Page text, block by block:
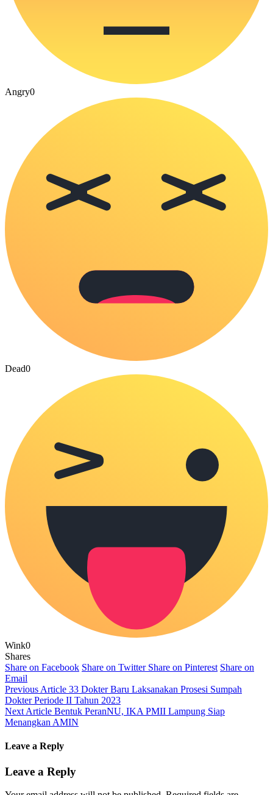
Angry0
Dead0
Wink0
Shares
Share on Facebook Share on Twitter Share on Pinterest Share on
Email
Previous Article 33 Dokter Baru Laksanakan Prosesi Sumpah
Dokter Periode II Tahun 2023
Next Article Bentuk PeranNU, IKA PMII Lampung Siap
Menangkan AMIN
Leave a Reply
Leave a Reply